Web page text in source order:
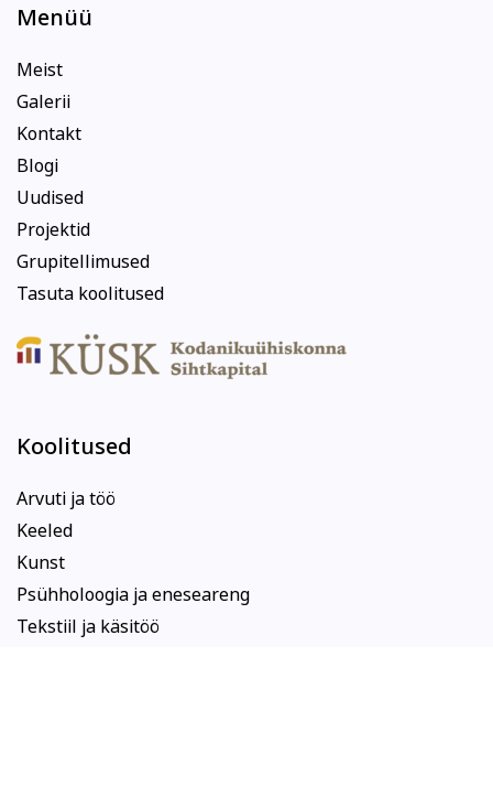
Menüü
Meist
Galerii
Kontakt
Blogi
Uudised
Projektid
Grupitellimused
Tasuta koolitused
Koolitused
Arvuti ja töö
Keeled
Kunst
Psühholoogia ja eneseareng
Tekstiil ja käsitöö